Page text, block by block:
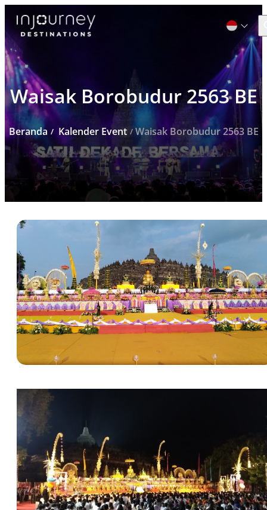
Cari
untuk:
Waisak Borobudur 2563 BE
Beranda Kalender Event Waisak Borobudur 2563 BE